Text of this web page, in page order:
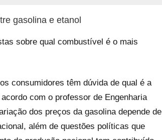
gasolina e etanol
sobre qual combustível é o mais
consumidores têm dúvida de qual é a
com o professor de Engenharia
dos preços da gasolina depende de
além de questões políticas que